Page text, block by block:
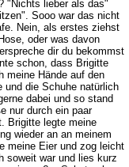
"Nichts lieber als das"
Sooo war das nicht
Nein, als erstes ziehst
oder was davon
dir du bekommst
schon, dass Brigitte
meine Hände auf den
und die Schuhe natürlich
dabei und so stand
nur durch ein paar
Brigitte legte meine
wieder an an meinem
meine Eier und zog leicht
soweit war und lies kurz